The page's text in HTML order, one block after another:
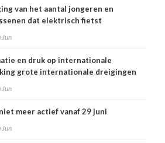
van het aantal jongeren en
dat elektrisch fietst
en druk op internationale
grote internationale dreigingen
meer actief vanaf 29 juni